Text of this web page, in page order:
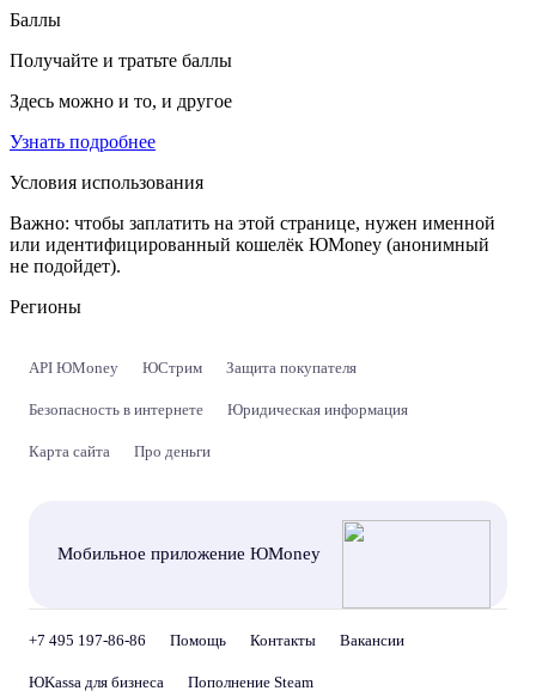
Баллы
Получайте и тратьте баллы
Здесь можно и то, и другое
Узнать подробнее
Условия использования
Важно: чтобы заплатить на этой странице, нужен именной
или идентифицированный кошелёк ЮMoney (анонимный
не подойдет).
Регионы
API ЮMoney ЮСтрим Защита покупателя
Безопасность в интернете Юридическая информация
Карта сайта Про деньги
Мобильное приложение ЮMoney
+7 495 197-86-86 Помощь Контакты Вакансии
ЮKassa для бизнеса Пополнение Steam